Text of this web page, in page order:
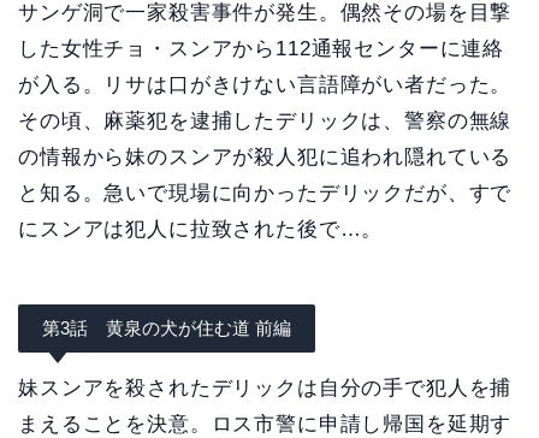
サンゲ洞で一家殺害事件が発生。偶然その場を目撃
した女性チョ・スンアから112通報センターに連絡
が入る。リサは口がきけない言語障がい者だった。
その頃、麻薬犯を逮捕したデリックは、警察の無線
の情報から妹のスンアが殺人犯に追われ隠れている
と知る。急いで現場に向かったデリックだが、すで
にスンアは犯人に拉致された後で…。
第3話 黄泉の犬が住む道 前編
妹スンアを殺されたデリックは自分の手で犯人を捕
まえることを決意。ロス市警に申請し帰国を延期す